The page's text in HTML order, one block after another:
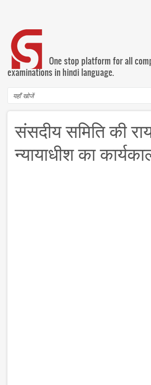
content
One stop platform for all
examinations in hindi language.
Search
संसदीय समिति की
न्यायाधीश का